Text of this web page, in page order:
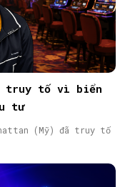
truy tố vì biển
tư
(Mỹ) đã truy tố